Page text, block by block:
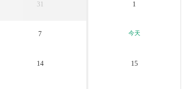
31 1
7 今天
14 15